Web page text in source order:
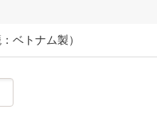
ベトナム製）